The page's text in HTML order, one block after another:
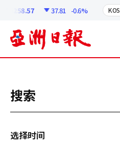
6258.57 37.81 -0.6%
搜索
选择时间